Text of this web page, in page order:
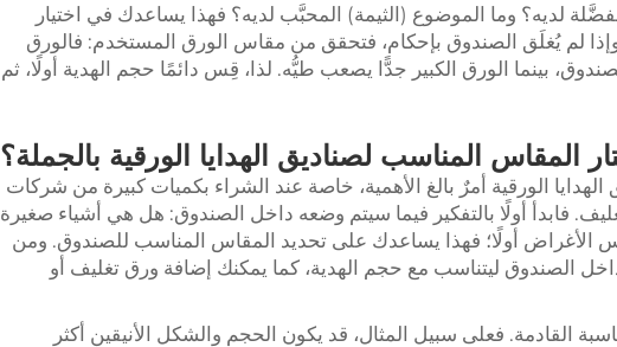
لديه؟ وما الموضوع (الثيمة) المحبَّب لديه؟ فهذا يساعدك في اختيار
وإذا لم يُغلَق الصندوق بإحكام، فتحقق من مقاس الورق المستخدم: فالورق
بينما الورق الكبير جدًّا يصعب طيُّه. لذا، قِس دائمًا حجم الهدية أولًا، ثم
المقاس المناسب لصناديق الهدايا الورقية بالجملة؟
الورقية أمرٌ بالغ الأهمية، خاصة عند الشراء بكميات كبيرة من شركات
فابدأ أولًا بالتفكير فيما سيتم وضعه داخل الصندوق: هل هي أشياء صغيرة
الأغراض أولًا؛ فهذا يساعدك على تحديد المقاس المناسب للصندوق. ومن
الصندوق ليتناسب مع حجم الهدية، كما يمكنك إضافة ورق تغليف أو
القادمة. فعلى سبيل المثال، قد يكون الحجم والشكل الأنيقين أكثر